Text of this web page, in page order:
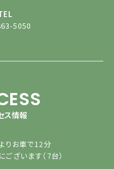
5050
ス情報
りお車で12分
ざいます（7台）